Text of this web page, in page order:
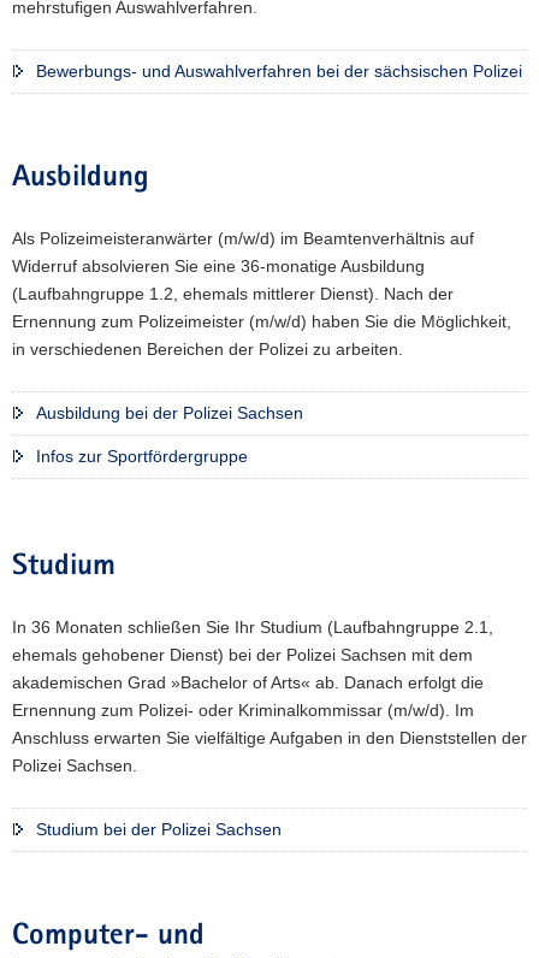
mehrstufigen Auswahlverfahren.
Bewerbungs- und Auswahlverfahren bei der sächsischen Polizei
Ausbildung
Als Polizeimeisteranwärter (m/w/d) im Beamtenverhältnis auf
Widerruf absolvieren Sie eine 36-monatige Ausbildung
(Laufbahngruppe 1.2, ehemals mittlerer Dienst). Nach der
Ernennung zum Polizeimeister (m/w/d) haben Sie die Möglichkeit,
in verschiedenen Bereichen der Polizei zu arbeiten.
Ausbildung bei der Polizei Sachsen
Infos zur Sportfördergruppe
Studium
In 36 Monaten schließen Sie Ihr Studium (Laufbahngruppe 2.1,
ehemals gehobener Dienst) bei der Polizei Sachsen mit dem
akademischen Grad »Bachelor of Arts« ab. Danach erfolgt die
Ernennung zum Polizei- oder Kriminalkommissar (m/w/d). Im
Anschluss erwarten Sie vielfältige Aufgaben in den Dienststellen der
Polizei Sachsen.
Studium bei der Polizei Sachsen
Computer- und